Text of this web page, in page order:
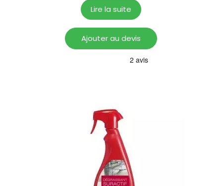
Lire la suite
Ajouter au devis